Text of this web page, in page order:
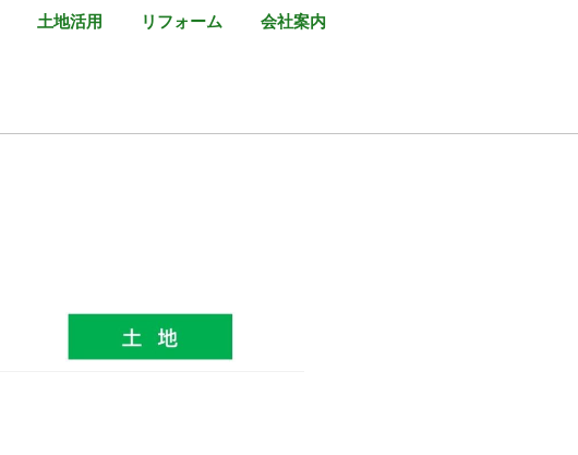
土地活用 リフォーム 会社案内